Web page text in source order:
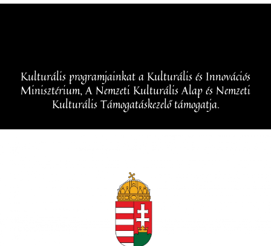
Kulturális programjainkat a Kulturális és Innovációs
Minisztérium, A Nemzeti Kulturális Alap és Nemzeti
Kulturális Támogatáskezelő támogatja.